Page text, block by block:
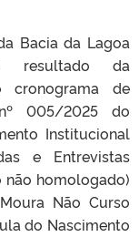
Bacia da Lagoa
resultado da
cronograma de
005/2025 do
Institucional
e Entrevistas
homologado)
Não Curso
do Nascimento